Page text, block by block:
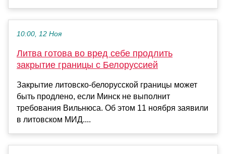
10:00, 12 Ноя
Литва готова во вред себе продлить
закрытие границы с Белоруссией
Закрытие литовско-белорусской границы может
быть продлено, если Минск не выполнит
требования Вильнюса. Об этом 11 ноября заявили
в литовском МИД....